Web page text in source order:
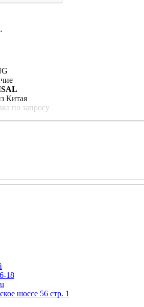
Китая
по запросу
18
шоссе 56 стр. 1